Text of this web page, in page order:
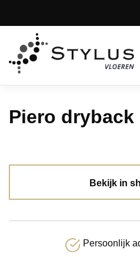
Piero dryback
Bekijk in
Persoonlijk